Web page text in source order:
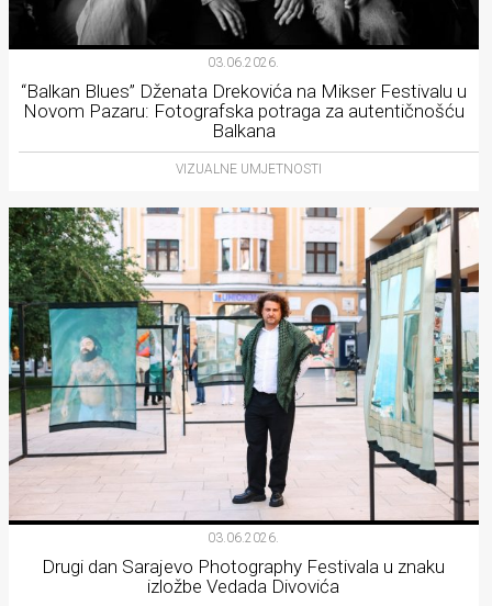
03.06.2026.
“Balkan Blues” Dženata Drekovića na Mikser Festivalu u
Novom Pazaru: Fotografska potraga za autentičnošću
Balkana
VIZUALNE UMJETNOSTI
03.06.2026.
Drugi dan Sarajevo Photography Festivala u znaku
izložbe Vedada Divovića